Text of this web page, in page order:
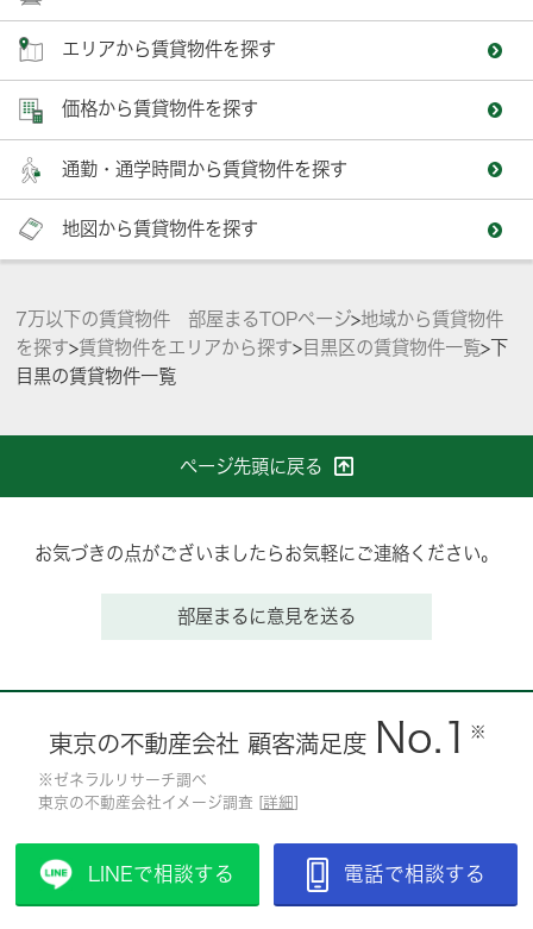
エリアから賃貸物件を探す
価格から賃貸物件を探す
通勤・通学時間から賃貸物件を探す
地図から賃貸物件を探す
7万以下の賃貸物件 部屋まるTOPページ>地域から賃貸物件
を探す>賃貸物件をエリアから探す>目黒区の賃貸物件一覧>下
目黒の賃貸物件一覧
ページ先頭に戻る
お気づきの点がございましたらお気軽にご連絡ください。
部屋まるに意見を送る
東京の不動産会社 顧客満足度 No.1 ※
※ゼネラルリサーチ調べ
東京の不動産会社イメージ調査 [詳細]
LINEで相談する 電話で相談する